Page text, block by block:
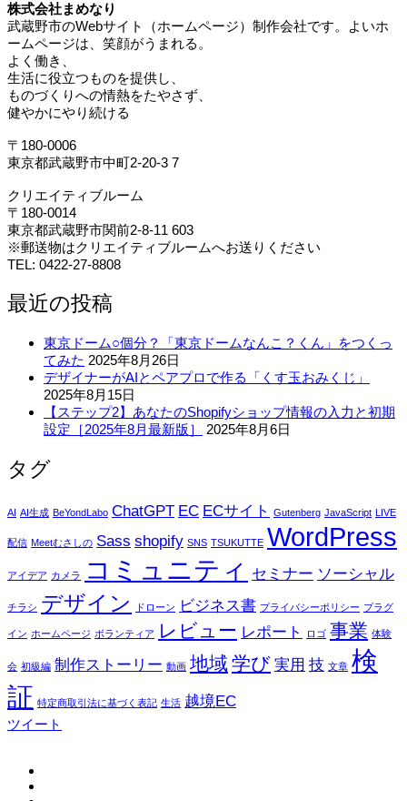
株式会社まめなり
武蔵野市のWebサイト（ホームページ）制作会社です。よいホ
ームページは、笑顔がうまれる。
よく働き、
生活に役立つものを提供し、
ものづくりへの情熱をたやさず、
健やかにやり続ける
〒180-0006
東京都武蔵野市中町2-20-3 7
クリエイティブルーム
〒180-0014
東京都武蔵野市関前2-8-11 603
※郵送物はクリエイティブルームへお送りください
TEL: 0422-27-8808
最近の投稿
東京ドーム○個分？「東京ドームなんこ？くん」をつくっ
てみた 2025年8月26日
デザイナーがAIとペアプロで作る「くす玉おみくじ」
2025年8月15日
【ステップ2】あなたのShopifyショップ情報の入力と初期
設定［2025年8月最新版］
2025年8月6日
タグ
AI AI生成 BeYondLabo ChatGPT EC ECサイト Gutenberg JavaScript LIVE
配信 Meetむさしの Sass shopify SNS TSUKUTTE WordPress
アイデア カメラ コミュニティ セミナー ソーシャル
チラシ デザイン ドローン ビジネス書 プライバシーポリシー プラグ
イン ホームページ ボランティア レビュー レポート ロゴ 事業 体験
会 初級編 制作ストーリー 動画 地域学び 実用 技 文章 検
証 特定商取引法に基づく表記 生活 越境EC
ツイート